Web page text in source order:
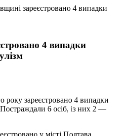
зареєстровано 4 випадки
4 випадки
року зареєстровано 4 випадки
6 осіб, із них 2 —